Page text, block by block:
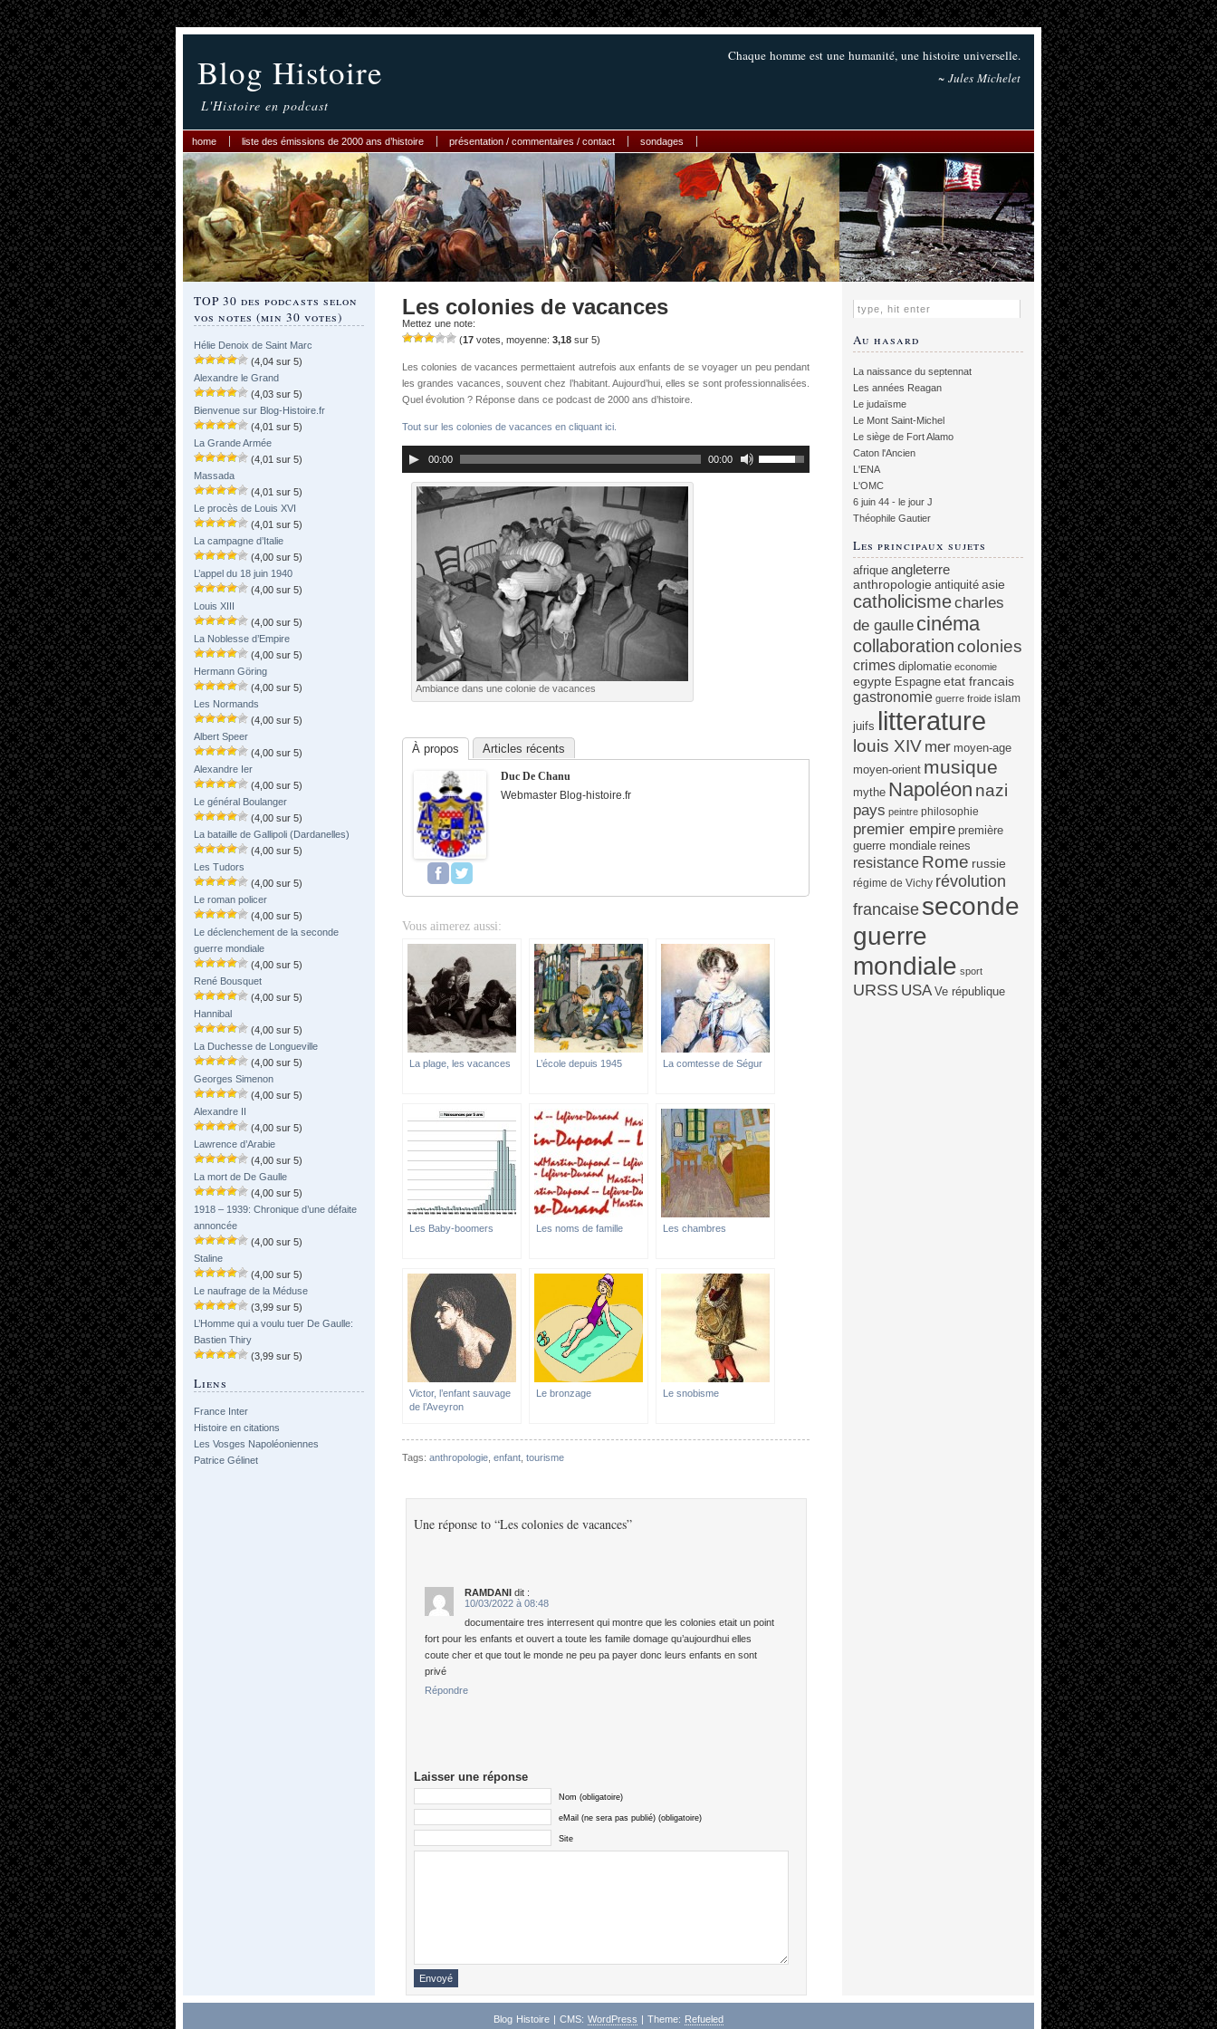
Blog Histoire
L'Histoire en podcast
Chaque homme est une humanité, une histoire universelle.
~ Jules Michelet
home liste des émissions de 2000 ans d’histoire présentation / commentaires / contact sondages
TOP 30 des podcasts selon
vos notes (min 30 votes)
Hélie Denoix de Saint Marc
(4,04 sur 5)
Alexandre le Grand
(4,03 sur 5)
Bienvenue sur Blog-Histoire.fr
(4,01 sur 5)
La Grande Armée
(4,01 sur 5)
Massada
(4,01 sur 5)
Le procès de Louis XVI
(4,01 sur 5)
La campagne d’Italie
(4,00 sur 5)
L’appel du 18 juin 1940
(4,00 sur 5)
Louis XIII
(4,00 sur 5)
La Noblesse d’Empire
(4,00 sur 5)
Hermann Göring
(4,00 sur 5)
Les Normands
(4,00 sur 5)
Albert Speer
(4,00 sur 5)
Alexandre Ier
(4,00 sur 5)
Le général Boulanger
(4,00 sur 5)
La bataille de Gallipoli (Dardanelles)
(4,00 sur 5)
Les Tudors
(4,00 sur 5)
Le roman policer
(4,00 sur 5)
Le déclenchement de la seconde
guerre mondiale
(4,00 sur 5)
René Bousquet
(4,00 sur 5)
Hannibal
(4,00 sur 5)
La Duchesse de Longueville
(4,00 sur 5)
Georges Simenon
(4,00 sur 5)
Alexandre II
(4,00 sur 5)
Lawrence d’Arabie
(4,00 sur 5)
La mort de De Gaulle
(4,00 sur 5)
1918 – 1939: Chronique d’une défaite
annoncée
(4,00 sur 5)
Staline
(4,00 sur 5)
Le naufrage de la Méduse
(3,99 sur 5)
L’Homme qui a voulu tuer De Gaulle:
Bastien Thiry
(3,99 sur 5)
Liens
France Inter
Histoire en citations
Les Vosges Napoléoniennes
Patrice Gélinet
Les colonies de vacances
Mettez une note:
(17 votes, moyenne: 3,18 sur 5)
Les colonies de vacances permettaient autrefois aux enfants de se voyager un peu pendant
les grandes vacances, souvent chez l’habitant. Aujourd’hui, elles se sont professionnalisées.
Quel évolution ? Réponse dans ce podcast de 2000 ans d’histoire.
Tout sur les colonies de vacances en cliquant ici.
00:00 00:00
Ambiance dans une colonie de vacances
À propos Articles récents
Duc De Chanu
Webmaster Blog-histoire.fr
Vous aimerez aussi:
La plage, les vacances L’école depuis 1945 La comtesse de Ségur
Les Baby-boomers Les noms de famille Les chambres
Victor, l’enfant sauvage
de l’Aveyron
Le bronzage Le snobisme
Tags: anthropologie enfant tourisme
Une réponse to “Les colonies de vacances”
RAMDANI dit :
10/03/2022 à 08:48
documentaire tres interresent qui montre que les colonies etait un point
fort pour les enfants et ouvert a toute les famile domage qu’aujourdhui elles
coute cher et que tout le monde ne peu pa payer donc leurs enfants en sont
privé
Répondre
Laisser une réponse
Nom (obligatoire)
eMail (ne sera pas publié) (obligatoire)
Site
Au hasard
La naissance du septennat
Les années Reagan
Le judaïsme
Le Mont Saint-Michel
Le siège de Fort Alamo
Caton l'Ancien
L'ENA
L'OMC
6 juin 44 - le jour J
Théophile Gautier
Les principaux sujets
afrique angleterre
anthropologie antiquité asie
catholicismecharles
de gaulle cinéma
collaborationcolonies
crimes diplomatie economie
egypte Espagne etat francais
gastronomie guerre froide islam
juifs litterature
louis XIV mer moyen-age
moyen-orient musique
mythe Napoléon nazi
pays peintre philosophie
premier empire première
guerre mondiale reines
resistance Rome russie
régime de Vichy révolution
francaise seconde
guerre
mondiale sport
URSS USA Ve république
Blog Histoire | CMS: WordPress | Theme: Refueled